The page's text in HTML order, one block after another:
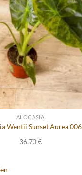
ALOCASIA
Wentii Sunset Aurea 006
36,70€